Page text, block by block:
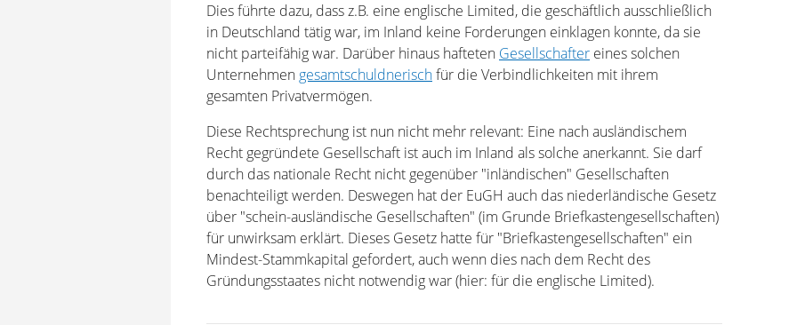
Dies führte dazu, dass z.B. eine englische Limited, die geschäftlich ausschließlich
in Deutschland tätig war, im Inland keine Forderungen einklagen konnte, da sie
nicht parteifähig war. Darüber hinaus hafteten Gesellschafter eines solchen
Unternehmen gesamtschuldnerischfür die Verbindlichkeiten mit ihrem
gesamten Privatvermögen.
Diese Rechtsprechung ist nun nicht mehr relevant: Eine nach ausländischem
Recht gegründete Gesellschaft ist auch im Inland als solche anerkannt. Sie darf
durch das nationale Recht nicht gegenüber "inländischen" Gesellschaften
benachteiligt werden. Deswegen hat der EuGH auch das niederländische Gesetz
über "schein-ausländische Gesellschaften" (im Grunde Briefkastengesellschaften)
für unwirksam erklärt. Dieses Gesetz hatte für "Briefkastengesellschaften" ein
Mindest-Stammkapital gefordert, auch wenn dies nach dem Recht des
Gründungsstaates nicht notwendig war (hier: für die englische Limited).